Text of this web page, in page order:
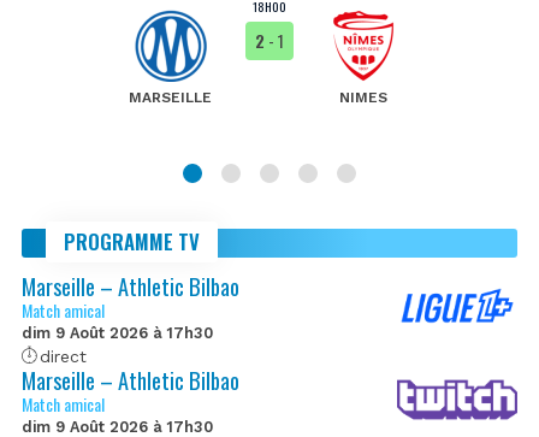
18H00
MARSEILLE
2 - 1
NIMES
PROGRAMME TV
Marseille – Athletic Bilbao
Match amical
dim 9 Août 2026 à 17h30
direct
Marseille – Athletic Bilbao
Match amical
dim 9 Août 2026 à 17h30